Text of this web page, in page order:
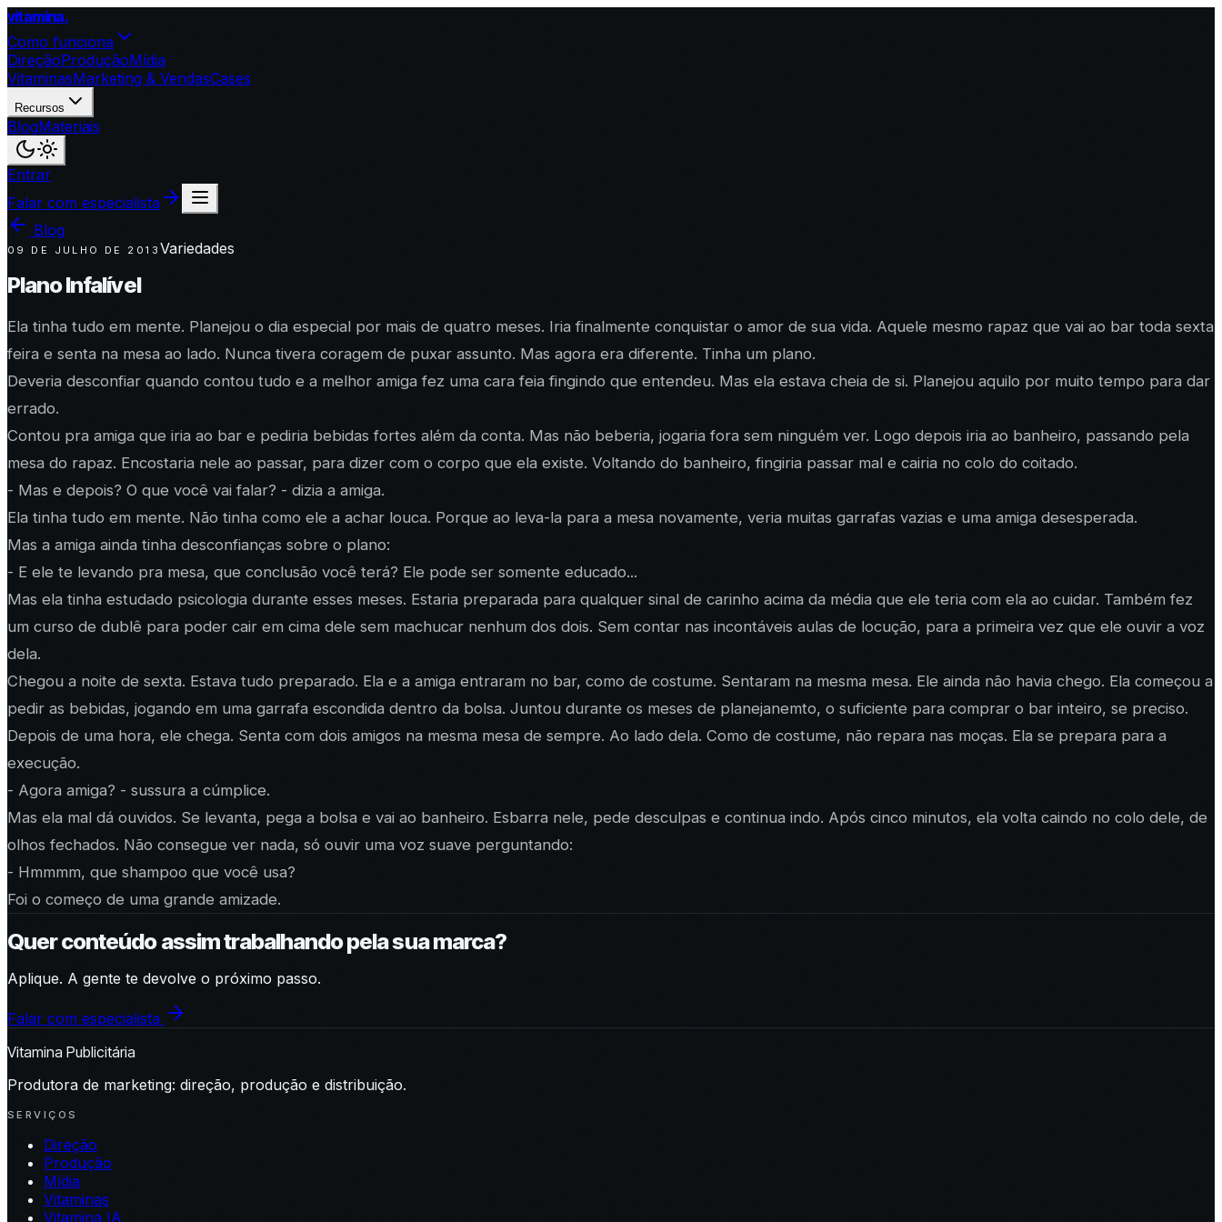
vitamina.
Como funciona
DireçãoProduçãoMídia
VitaminasMarketing & VendasCases
Recursos
BlogMateriais
Entrar
Falar com especialista
Blog
09 DE JULHO DE 2013 Variedades
Plano Infalível
Ela tinha tudo em mente. Planejou o dia especial por mais de quatro meses. Iria finalmente conquistar o amor de sua vida. Aquele mesmo rapaz que vai ao bar toda sexta
feira e senta na mesa ao lado. Nunca tivera coragem de puxar assunto. Mas agora era diferente. Tinha um plano.
Deveria desconfiar quando contou tudo e a melhor amiga fez uma cara feia fingindo que entendeu. Mas ela estava cheia de si. Planejou aquilo por muito tempo para dar
errado.
Contou pra amiga que iria ao bar e pediria bebidas fortes além da conta. Mas não beberia, jogaria fora sem ninguém ver. Logo depois iria ao banheiro, passando pela
mesa do rapaz. Encostaria nele ao passar, para dizer com o corpo que ela existe. Voltando do banheiro, fingiria passar mal e cairia no colo do coitado.
- Mas e depois? O que você vai falar? - dizia a amiga.
Ela tinha tudo em mente. Não tinha como ele a achar louca. Porque ao leva-la para a mesa novamente, veria muitas garrafas vazias e uma amiga desesperada.
Mas a amiga ainda tinha desconfianças sobre o plano:
- E ele te levando pra mesa, que conclusão você terá? Ele pode ser somente educado...
Mas ela tinha estudado psicologia durante esses meses. Estaria preparada para qualquer sinal de carinho acima da média que ele teria com ela ao cuidar. Também fez
um curso de dublê para poder cair em cima dele sem machucar nenhum dos dois. Sem contar nas incontáveis aulas de locução, para a primeira vez que ele ouvir a voz
dela.
Chegou a noite de sexta. Estava tudo preparado. Ela e a amiga entraram no bar, como de costume. Sentaram na mesma mesa. Ele ainda não havia chego. Ela começou a
pedir as bebidas, jogando em uma garrafa escondida dentro da bolsa. Juntou durante os meses de planejanemto, o suficiente para comprar o bar inteiro, se preciso.
Depois de uma hora, ele chega. Senta com dois amigos na mesma mesa de sempre. Ao lado dela. Como de costume, não repara nas moças. Ela se prepara para a
execução.
- Agora amiga? - sussura a cúmplice.
Mas ela mal dá ouvidos. Se levanta, pega a bolsa e vai ao banheiro. Esbarra nele, pede desculpas e continua indo. Após cinco minutos, ela volta caindo no colo dele, de
olhos fechados. Não consegue ver nada, só ouvir uma voz suave perguntando:
- Hmmmm, que shampoo que você usa?
Foi o começo de uma grande amizade.
Quer conteúdo assim trabalhando pela sua marca?
Aplique. A gente te devolve o próximo passo.
Falar com especialista
Vitamina Publicitária
Produtora de marketing: direção, produção e distribuição.
SERVIÇOS
Direção
Produção
Mídia
Vitaminas
Vitamina IA